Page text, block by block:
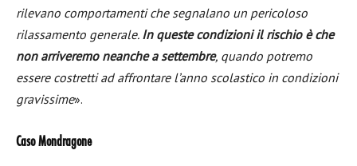
rilevano comportamenti che segnalano un pericoloso
rilassamento generale. In queste condizioni il rischio è che
non arriveremo neanche a settembre, quando potremo
essere costretti ad affrontare l’anno scolastico in condizioni
gravissime».
Caso Mondragone